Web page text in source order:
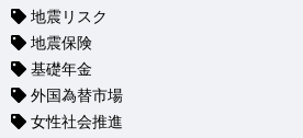
地震リスク
地震保険
基礎年金
外国為替市場
女性社会推進